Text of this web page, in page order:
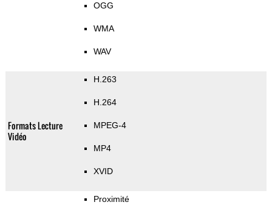
OGG
WMA
WAV
Formats Lecture
Vidéo
H.263
H.264
MPEG-4
MP4
XVID
Proximité